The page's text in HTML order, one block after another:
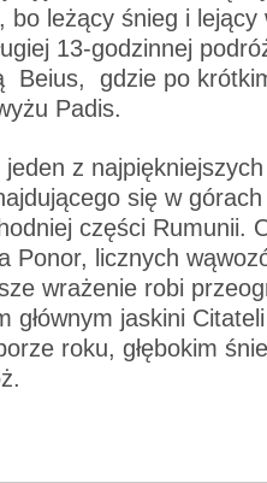
bo leżący śnieg i lejący
13-godzinnej
Beius, gdzie po
Padis.
z
się w
części Rumunii.
Ponor, licznych
wrażenie robi
głównym jaskini
roku, głębokim